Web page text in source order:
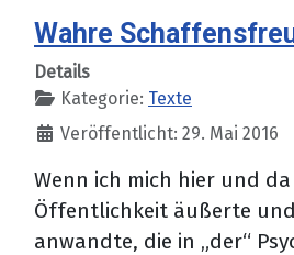
Wahre
Details
Kategorie: Texte
Veröffentlicht: 29. Mai 2016
Wenn ich mich hier und
Öffentlichkeit äußerte
anwandte, die in „der“